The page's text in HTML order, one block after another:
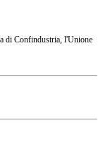
di Confindustria, l'Unione